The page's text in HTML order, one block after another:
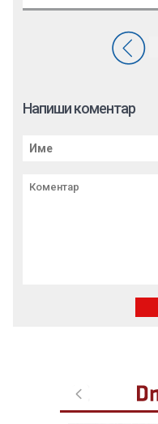
Напиши коментар